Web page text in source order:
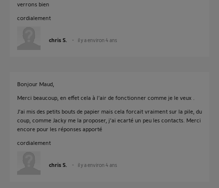
verrons bien
cordialement
chris S. il y a environ 4 ans
Bonjour Maud,
Merci beaucoup, en effet cela à l'air de fonctionner comme je le veux .
J'ai mis des petits bouts de papier mais cela forcait vraiment sur la pile, du
coup, comme Jacky me la proposer, j'ai ecarté un peu les contacts. Merci
encore pour les réponses apporté
cordialement
chris S. il y a environ 4 ans